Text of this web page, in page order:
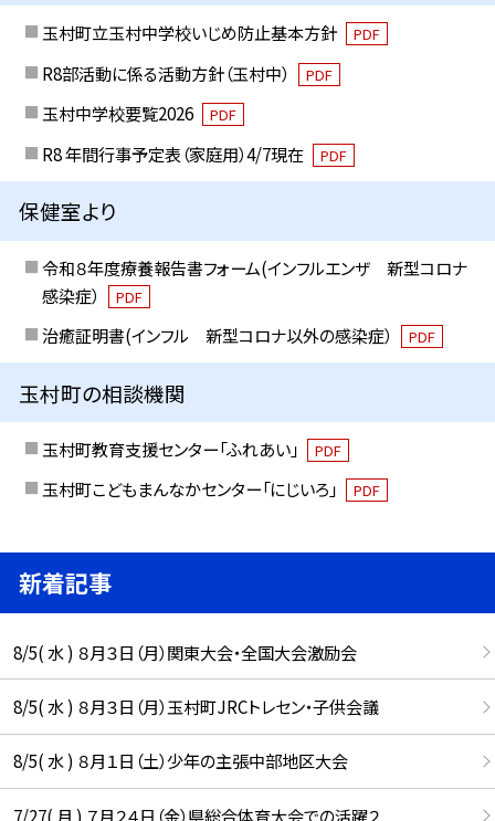
玉村町立玉村中学校いじめ防止基本方針 PDF
R8部活動に係る活動方針（玉村中） PDF
玉村中学校要覧2026 PDF
R8 年間行事予定表（家庭用）4/7現在 PDF
保健室より
令和８年度療養報告書フォーム(インフルエンザ 新型コロナ
感染症）
PDF
治癒証明書(インフル 新型コロナ以外の感染症） PDF
玉村町の相談機関
玉村町教育支援センター「ふれあい」 PDF
玉村町こどもまんなかセンター「にじいろ」 PDF
新着記事
8/5( 水 ) ８月３日（月）関東大会・全国大会激励会
8/5( 水 ) ８月３日（月）玉村町JRCトレセン・子供会議
8/5( 水 ) ８月１日（土）少年の主張中部地区大会
7/27( 月 ) ７月２４日（金）県総合体育大会での活躍２